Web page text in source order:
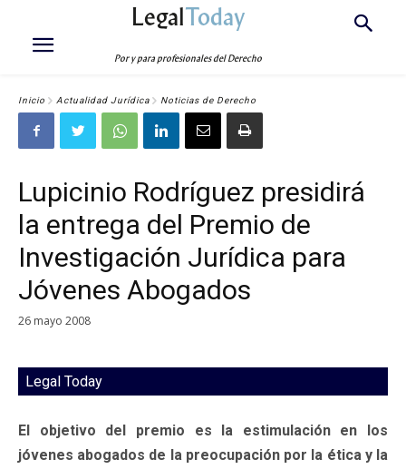
LegalToday
Por y para profesionales del Derecho
Inicio Actualidad Jurídica Noticias de Derecho
Lupicinio Rodríguez presidirá
la entrega del Premio de
Investigación Jurídica para
Jóvenes Abogados
26 mayo 2008
Legal Today
El objetivo del premio es la estimulación en los
jóvenes abogados de la preocupación por la ética y la